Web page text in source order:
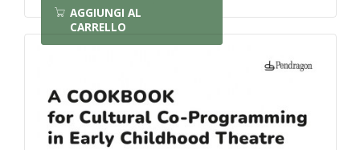
AGGIUNGI AL
CARRELLO